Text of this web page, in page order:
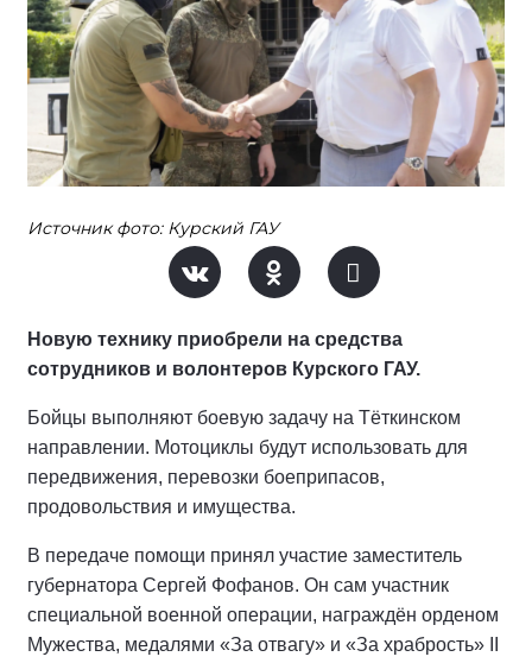
Источник фото: Курский ГАУ
Новую технику приобрели на средства
сотрудников и волонтеров Курского ГАУ.
Бойцы выполняют боевую задачу на Тёткинском
направлении. Мотоциклы будут использовать для
передвижения, перевозки боеприпасов,
продовольствия и имущества.
В передаче помощи принял участие заместитель
губернатора Сергей Фофанов. Он сам участник
специальной военной операции, награждён орденом
Мужества, медалями «За отвагу» и «За храбрость» II